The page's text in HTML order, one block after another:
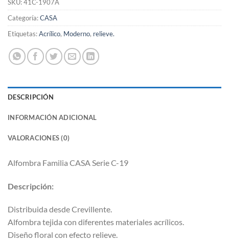
SKU:41C-1907A
Categoría:CASA
Etiquetas:Acrílico, Moderno, relieve.
DESCRIPCIÓN
INFORMACIÓN ADICIONAL
VALORACIONES (0)
Alfombra Familia CASA Serie C-19
Descripción:
Distribuida desde Crevillente.
Alfombra tejida con diferentes materiales acrílicos.
Diseño floral con efecto relieve.